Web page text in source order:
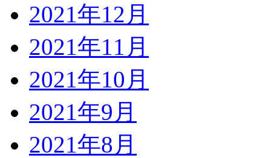
2021年12月
2021年11月
2021年10月
2021年9月
2021年8月